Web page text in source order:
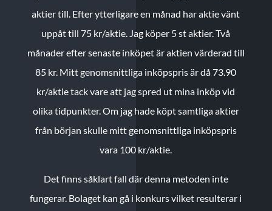
aktier till. Efter ytterligare en månad har aktie vänt
uppåt till 75 kr/aktie. Jag köper 5 st aktier.Två
månader efter senaste inköpet är aktien värderad till
85 kr. Mitt genomsnittliga inköpspris är då 73.90
kr/aktie tack vare att jag spred ut mina inköp vid
olika tidpunkter. Om jag hade köpt samtliga aktier
från början skulle mitt genomsnittliga inköpspris
vara 100 kr/aktie.
Det finns såklart fall där denna metoden inte
fungerar. Bolaget kan gå i konkurs vilket resulterar i